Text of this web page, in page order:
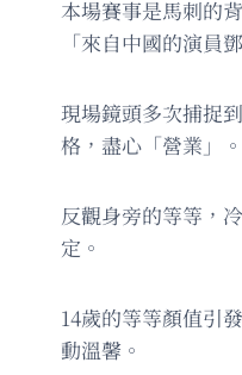
本場賽事是馬刺的
「來自中國的演員
現場鏡頭多次捕捉
格，盡心「營業」。
反觀身旁的等等，
定。
14歲的等等顏值引
動溫馨。